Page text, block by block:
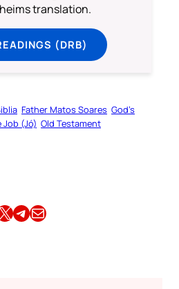
translation.
(DRB)
Father Matos Soares God’s
Job (Jó) Old Testament
on X Share this article on TelegramEmail this Article